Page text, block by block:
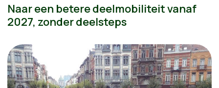
Naar een betere deelmobiliteit vanaf
2027, zonder deelsteps